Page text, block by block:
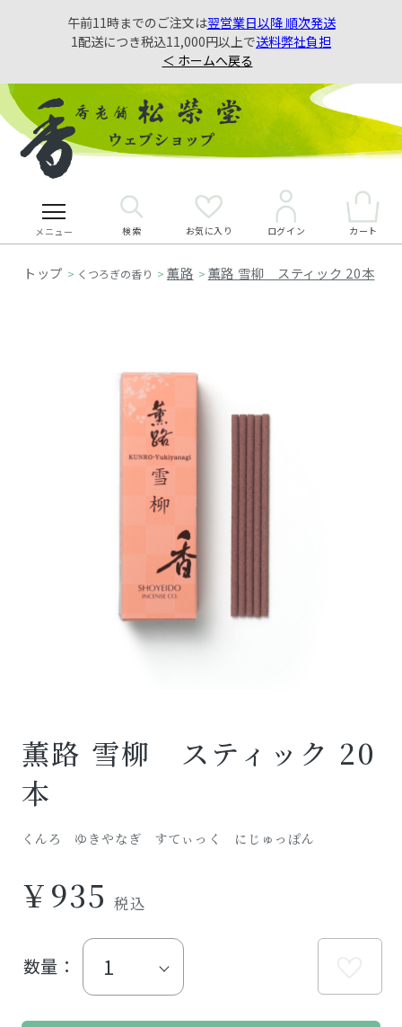
午前11時までのご注文は翌営業日以降 順次発送
1配送につき税込11,000円以上で送料弊社負担
＜ ホームへ戻る
メニュー 検索 お気に入り ログイン カート
> くつろぎの香り >薫路 > 薫路 雪柳 スティック 20本
薫路 雪柳 スティック 20
本
くんろ ゆきやなぎ すてぃっく にじゅっぽん
￥935
数量：